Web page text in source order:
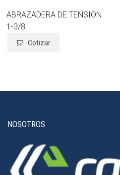
ABRAZADERA DE TENSION
1-3/8″
Cotizar
NOSOTROS